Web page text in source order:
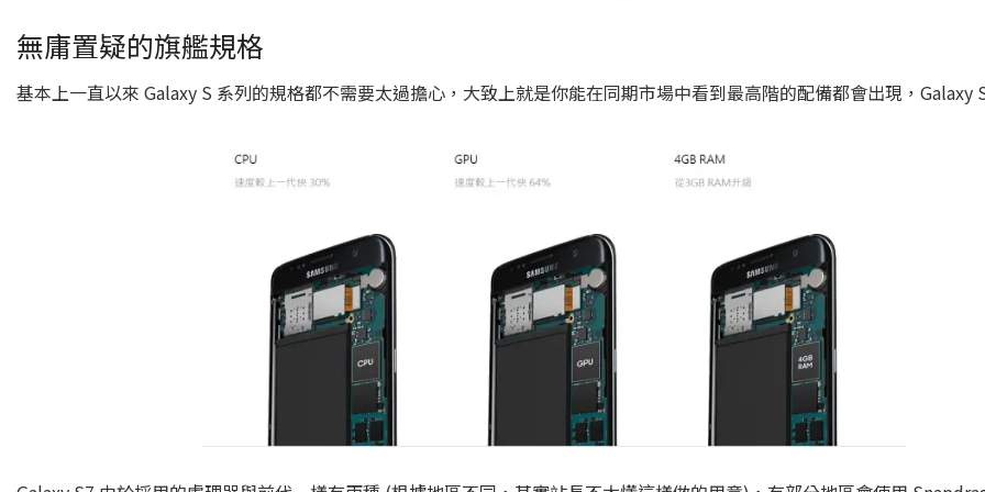
無庸置疑的旗艦規格
基本上一直以來 Galaxy S 系列的規格都不需要太過擔心，大致上就是你能在同期市場中看到最高階的配備都會出現，Galaxy